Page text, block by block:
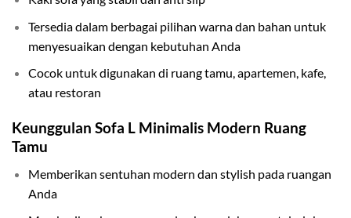
Tersedia dalam berbagai pilihan warna dan bahan untuk
menyesuaikan dengan kebutuhan Anda
Cocok untuk digunakan di ruang tamu, apartemen, kafe,
atau restoran
Keunggulan Sofa L Minimalis Modern Ruang
Tamu
Memberikan sentuhan modern dan stylish pada ruangan
Anda